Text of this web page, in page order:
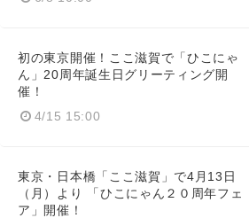
初の東京開催！ここ滋賀で「ひこにゃ
ん」20周年誕生日グリーティング開
催！
4/15 15:00
東京・日本橋「ここ滋賀」で4月13日
（月）より 「ひこにゃん２０周年フェ
ア」開催！